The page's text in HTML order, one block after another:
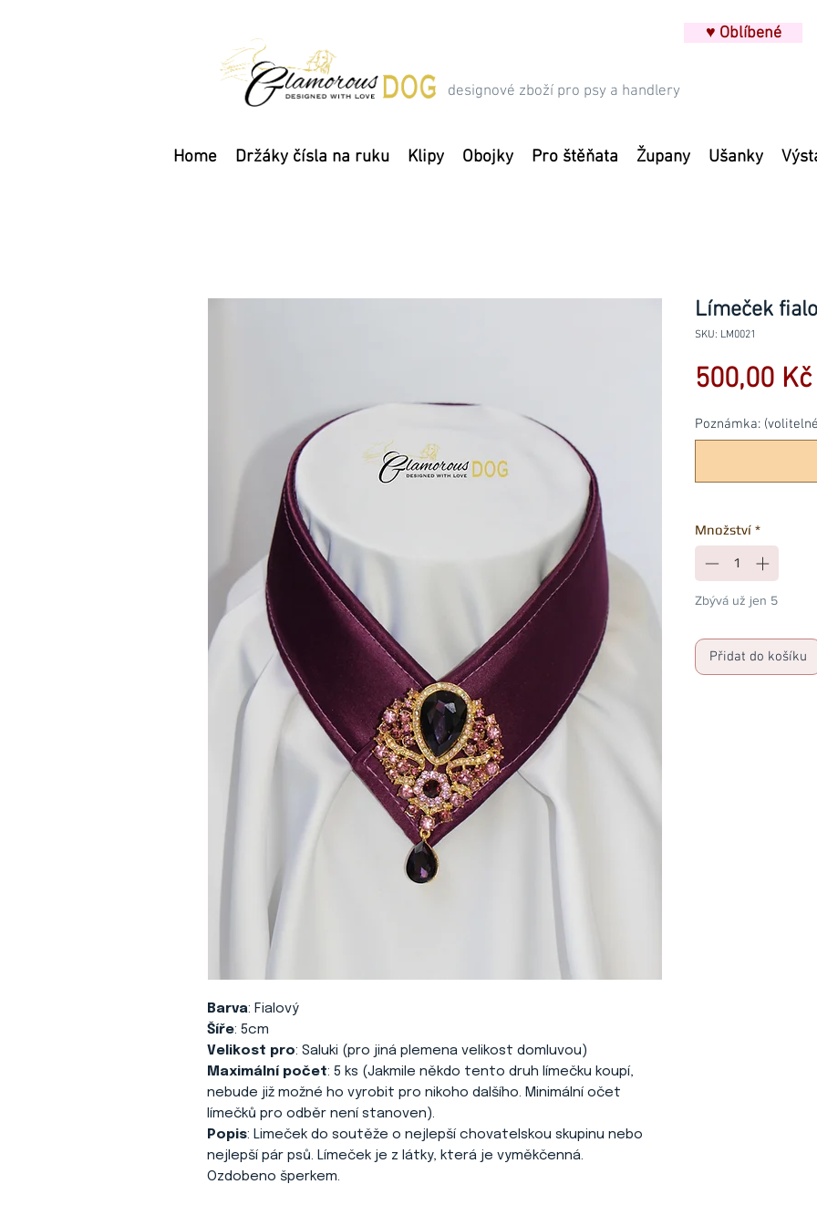
designové zboží pro psy a handlery
♥ Oblíbené
Home Držáky čísla na ruku Klipy Obojky Pro štěňata Župany Ušanky
Barva: Fialový
Šíře: 5cm
Velikost pro: Saluki (pro jiná plemena velikost domluvou)
Maximální počet: 5 ks (Jakmile někdo tento druh límečku koupí,
nebude již možné ho vyrobit pro nikoho dalšího. Minimální očet
límečků pro odběr není stanoven).
Popis: Limeček do soutěže o nejlepší chovatelskou skupinu nebo
nejlepší pár psů. Límeček je z látky, která je vyměkčenná.
Ozdobeno šperkem.
Límeček
SKU: LM0021
500,00 Kč
Poznámka:
Množství *
Zbývá už jen 5
Přidat do košíku